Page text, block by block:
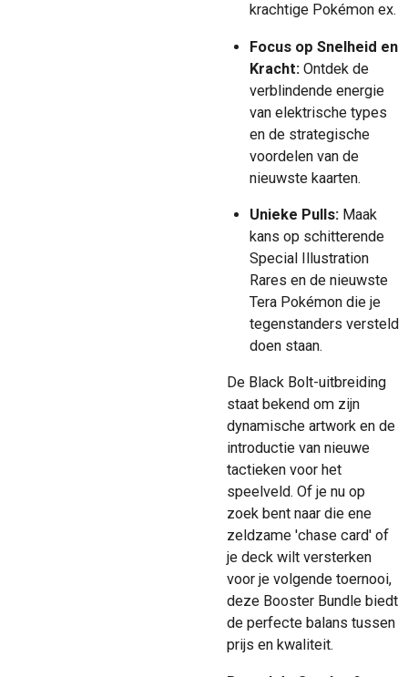
krachtige Pokémon ex.
Focus op Snelheid en
Kracht:Ontdek de
verblindende energie
van elektrische types
en de strategische
voordelen van de
nieuwste kaarten.
Unieke Pulls:Maak
kans op schitterende
Special Illustration
Rares en de nieuwste
Tera Pokémon die je
tegenstanders versteld
doen staan.
De Black Bolt-uitbreiding
staat bekend om zijn
dynamische artwork en de
introductie van nieuwe
tactieken voor het
speelveld. Of je nu op
zoek bent naar die ene
zeldzame 'chase card' of
je deck wilt versterken
voor je volgende toernooi,
deze Booster Bundle biedt
de perfecte balans tussen
prijs en kwaliteit.